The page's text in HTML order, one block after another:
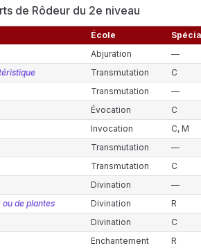
École
Abjuration
—
Transmutation
C
Transmutation
—
Évocation
C
Invocation
C, M
Transmutation
—
Transmutation
C
Divination
—
de plantes
Divination
R
Divination
C
Enchantement
R
de Rôdeur du 2e niveau